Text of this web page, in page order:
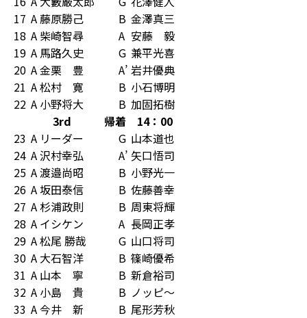
17 A藤原勝己 B 金澤真三
18 A 柴崎智尋 A 安藤 毅
19 A 馬路久史 G 兼平光喜
20 A金栗 豊 A’ 岩井優典
21 A松村 寛 B 小石博明
22 A 小野将大 B 加固拓樹
3rd 帰着 14：00
23 A リーダー G 山本道也
24 A沢村幸弘 A’ 矢口悟司
25 A渡邉尚昭 B 小野光一
26 A坂田泰信 B 佐藤善幸
27 A杉浦政則 B 周東将輝
28 A イシケン A 長岡正孝
29 A松尾 勝哉 G 山口将司
30 A 大石智洋 B 篠崎優希
31 A 山本 寧 B 新倉裕司
32 A 小島 貴 B ノッピ～
33 A今井 新 B 尾形芳秋